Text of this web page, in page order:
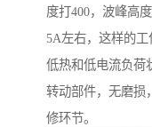
度打400，波峰高
5A左右，这样的
低热和低电流负荷
转动部件，无磨损
修环节。